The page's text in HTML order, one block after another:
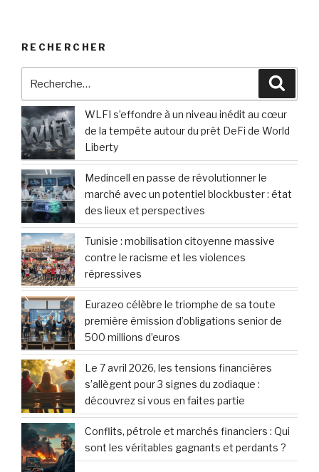
RECHERCHER
:
WLFI s’effondre à un niveau inédit au cœur
de la tempête autour du prêt DeFi de World
Liberty
Medincell en passe de révolutionner le
marché avec un potentiel blockbuster : état
des lieux et perspectives
Tunisie : mobilisation citoyenne massive
contre le racisme et les violences
répressives
Eurazeo célèbre le triomphe de sa toute
première émission d’obligations senior de
500 millions d’euros
Le 7 avril 2026, les tensions financières
s’allègent pour 3 signes du zodiaque :
découvrez si vous en faites partie
Conflits, pétrole et marchés financiers : Qui
sont les véritables gagnants et perdants ?